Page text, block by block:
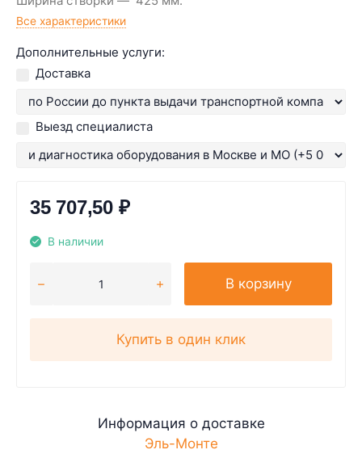
Все характеристики
Дополнительные услуги:
Доставка
Выезд специалиста
35 707,50 ₽
В наличии
В корзину
Купить в один клик
Информация о доставке
Эль-Монте